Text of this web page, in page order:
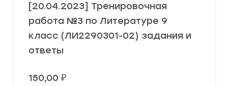
[20.04.2023] Тренировочная
работа №3 по Литературе 9
класс (ЛИ2290301-02) задания и
ответы
150,00 ₽